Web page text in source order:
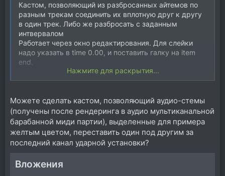
Кастом, позволяющий из разбросанных айтемов по
разным трекам соединить их вплотную друг к другу
в один трек. Либо же разбросать с заданным
интвервалом
Работает через окно редактирования. Для слейки
надо указать в time 0.00, и поставить галку на item
end.
Script: mpl_Move selected items to selected
Xenakios/SWS: Reposition selected items...
Нажмите для раскрытия...
Можете сделать кастом, позволяющий аудио-стемы
(получены после рендеринга в аудио мультиканальной
барабанной миди партии), выделенные для примера
желтым цветом, переставить один под другим за
последний канал ударной установки?
Вложения